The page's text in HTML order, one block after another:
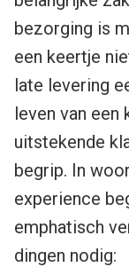
bezorging is
een keertje
late levering
leven van een
uitstekende
begrip. In
experience
emphatisch
dingen nodig: